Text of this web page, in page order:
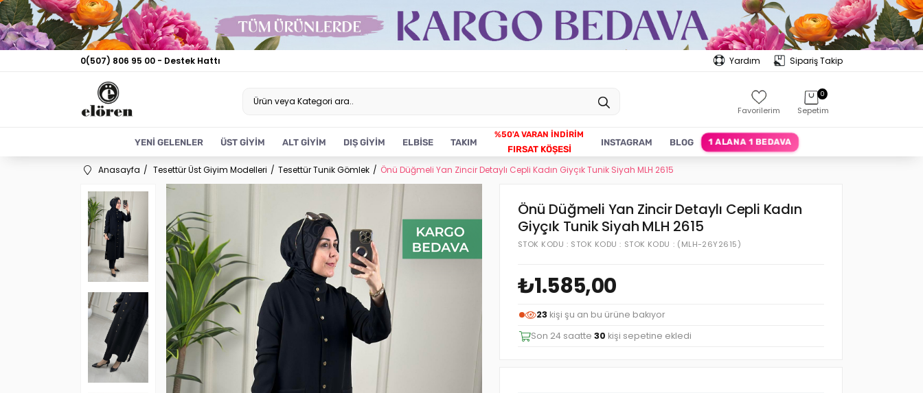
0(507) 806 95 00 - Destek Hattı Yardım Sipariş Takip
Sepetim
0
Favorilerim
YENİ GELENLER ÜST GİYİM ALT GİYİM DIŞ GİYİM ELBİSE TAKIM
FIRSAT KÖŞESİ
INSTAGRAM BLOG 1 ALANA 1 BEDAVA
Anasayfa Tesettür Üst Giyim Modelleri Tesettür Tunik Gömlek Önü Düğmeli Yan Zincir Detaylı Cepli Kadın Giyçık Tunik Siyah MLH 2615
Önü Düğmeli Yan Zincir Detaylı Cepli Kadın
Giyçık Tunik Siyah MLH 2615
(MLH-26Y2615)
STOK KODU STOK KODU STOK KODU
₺1.585,00
24 kişi şu an bu ürüne bakıyor
Son 24 saatte 30 kişi sepetine ekledi